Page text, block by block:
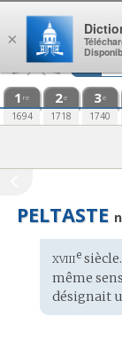
Aller au contenu
1 re
1694
2e
1718
3e
1740
PELTASTE
:
xviiie
même
désignait
×